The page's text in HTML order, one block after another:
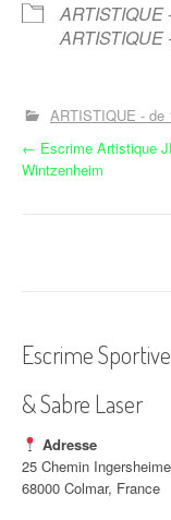
ARTISTIQUE
ARTISTIQUE
ARTISTIQUE - de
N
a
t
i
o
← Escrime Artistique
Wintzenheim
Escrime Sportive
& Sabre Laser
Adresse
25 Chemin
68000 Colmar, France